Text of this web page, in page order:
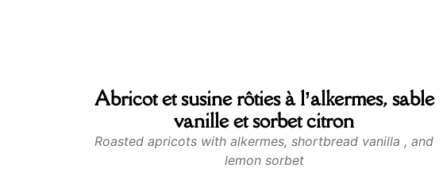
Abricot et susine rôties à l’alkermes, sable
vanille et sorbet citron
Roasted apricots with alkermes, shortbread vanilla , and
lemon sorbet